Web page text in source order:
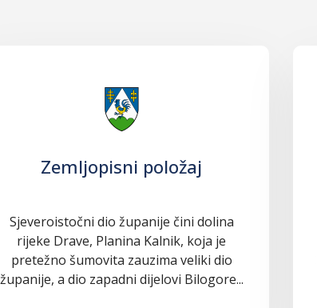
Zemljopisni položaj
Sjeveroistočni dio županije čini dolina
rijeke Drave, Planina Kalnik, koja je
pretežno šumovita zauzima veliki dio
županije, a dio zapadni dijelovi Bilogore...